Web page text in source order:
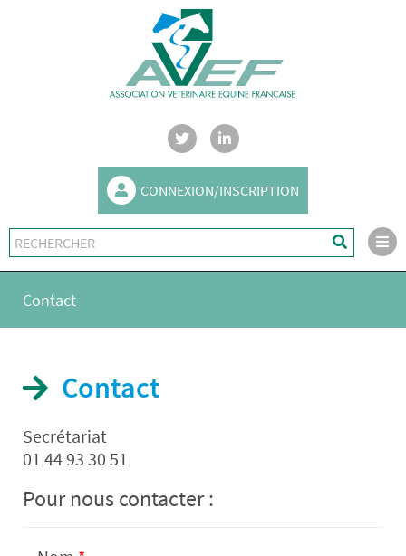
CONNEXION/INSCRIPTION
Contact
Contact
Secrétariat
01 44 93 30 51
Pour nous contacter :